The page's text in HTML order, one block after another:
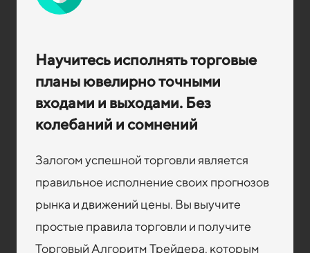
Научитесь исполнять торговые
планы ювелирно точными
входами и выходами. Без
колебаний и сомнений
Залогом успешной торговли является
правильное исполнение своих прогнозов
рынка и движений цены. Вы выучите
простые правила торговли и получите
Торговый Алгоритм Трейдера, которым